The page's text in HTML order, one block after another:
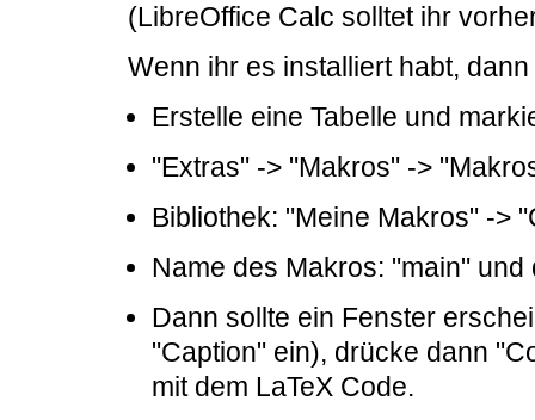
(LibreOffice Calc solltet ihr
Wenn ihr es installiert habt,
Erstelle eine Tabelle und
"Extras" -> "Makros" ->
Bibliothek: "Meine Makros" ->
Name des Makros: "main"
Dann sollte ein Fenster
"Caption" ein), drücke dann
mit dem LaTeX Code.